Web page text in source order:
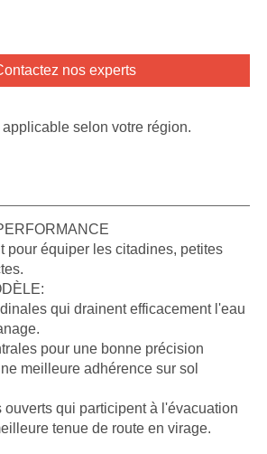
nos experts
selon votre région.
pour équiper les citadines, petites
qui drainent efficacement l'eau
pour une bonne précision
meilleure adhérence sur sol
ouverts qui participent à l'évacuation
tenue de route en virage.